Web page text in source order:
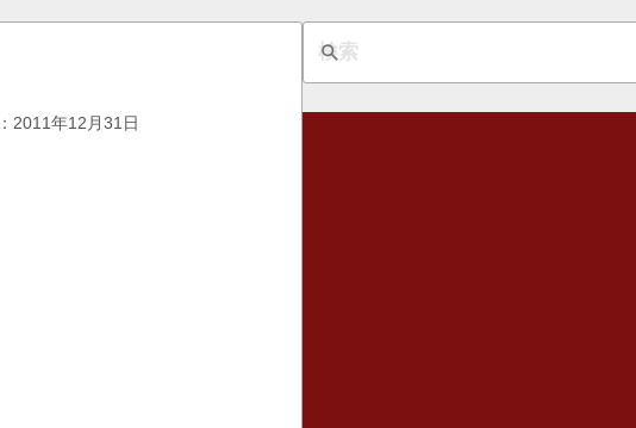
2011年12月31日